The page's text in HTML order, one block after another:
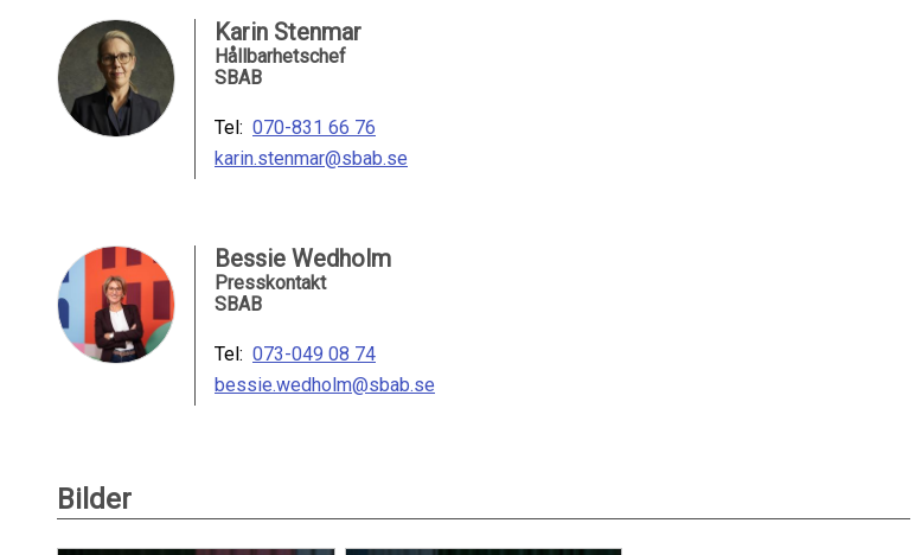
Karin Stenmar
Hållbarhetschef
SBAB
Tel: 070-831 66 76
karin.stenmar@sbab.se
Bessie Wedholm
Presskontakt
SBAB
Tel: 073-049 08 74
bessie.wedholm@sbab.se
Bilder